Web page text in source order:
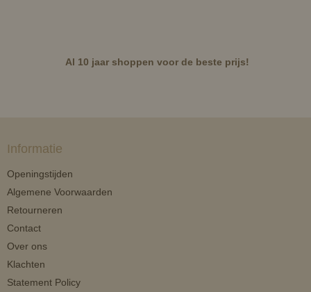
Al 10 jaar shoppen voor de beste prijs!
Informatie
Openingstijden
Algemene Voorwaarden
Retourneren
Contact
Over ons
Klachten
Statement Policy